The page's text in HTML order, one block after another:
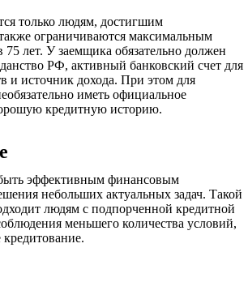
только людям, достигшим
ограничиваются максимальным
75 лет. У заемщика обязательно должен
РФ, активный банковский счет для
и источник дохода. При этом для
иметь официальное
кредитную историю.
эффективным финансовым
небольших актуальных задач. Такой
людям с подпорченной кредитной
меньшего количества условий,
кредитование.